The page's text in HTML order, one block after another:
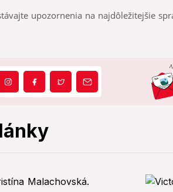
upozornenia na najdôležitejšie